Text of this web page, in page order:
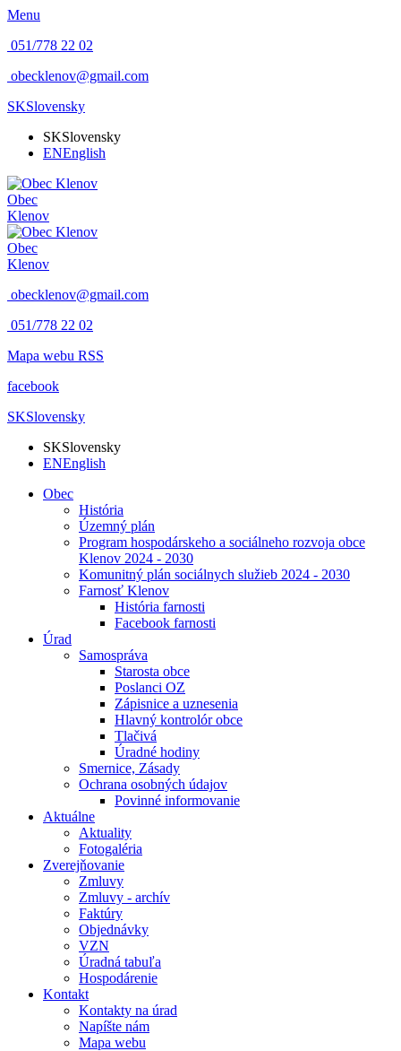
Menu
051/778 22 02
obecklenov@gmail.com
SKSlovensky
SKSlovensky
ENEnglish
Obec
Klenov
Obec
Klenov
obecklenov@gmail.com
051/778 22 02
Mapa webu RSS
facebook
SKSlovensky
SKSlovensky
ENEnglish
Obec
História
Územný plán
Program hospodárskeho a sociálneho rozvoja obce
Klenov 2024 - 2030
Komunitný plán sociálnych služieb 2024 - 2030
Farnosť Klenov
História farnosti
Facebook farnosti
Úrad
Samospráva
Starosta obce
Poslanci OZ
Zápisnice a uznesenia
Hlavný kontrolór obce
Tlačivá
Úradné hodiny
Smernice, Zásady
Ochrana osobných údajov
Povinné informovanie
Aktuálne
Aktuality
Fotogaléria
Zverejňovanie
Zmluvy
Zmluvy - archív
Faktúry
Objednávky
VZN
Úradná tabuľa
Hospodárenie
Kontakt
Kontakty na úrad
Napíšte nám
Mapa webu